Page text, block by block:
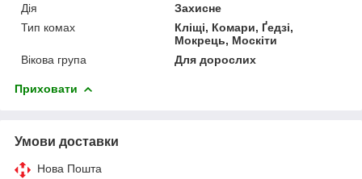
Дія
Захисне
Тип комах
Кліщі, Комари, Ґедзі,
Мокрець, Москіти
Вікова група
Для дорослих
Приховати
Умови доставки
Нова Пошта